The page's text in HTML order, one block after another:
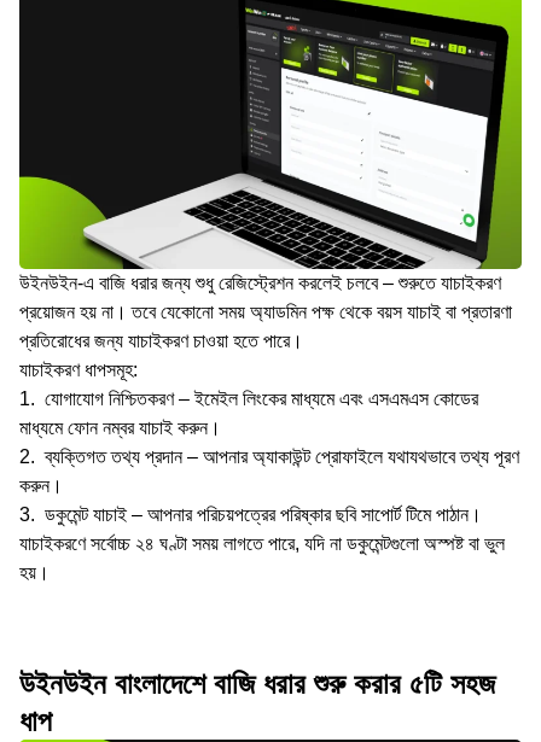
উইনউইন-এ বাজি ধরার জন্য শুধু রেজিস্ট্রেশন করলেই চলবে – শুরুতে যাচাইকরণ
প্রয়োজন হয় না। তবে যেকোনো সময় অ্যাডমিন পক্ষ থেকে বয়স যাচাই বা প্রতারণা
প্রতিরোধের জন্য যাচাইকরণ চাওয়া হতে পারে।
যাচাইকরণ ধাপসমূহ:
যোগাযোগ নিশ্চিতকরণ – ইমেইল লিংকের মাধ্যমে এবং এসএমএস কোডের
মাধ্যমে ফোন নম্বর যাচাই করুন।
ব্যক্তিগত তথ্য প্রদান – আপনার অ্যাকাউন্ট প্রোফাইলে যথাযথভাবে তথ্য পূরণ
করুন।
ডকুমেন্ট যাচাই – আপনার পরিচয়পত্রের পরিষ্কার ছবি সাপোর্ট টিমে পাঠান।
যাচাইকরণে সর্বোচ্চ ২৪ ঘণ্টা সময় লাগতে পারে, যদি না ডকুমেন্টগুলো অস্পষ্ট বা ভুল
হয়।
উইনউইন বাংলাদেশে বাজি ধরার শুরু করার ৫টি সহজ
ধাপ